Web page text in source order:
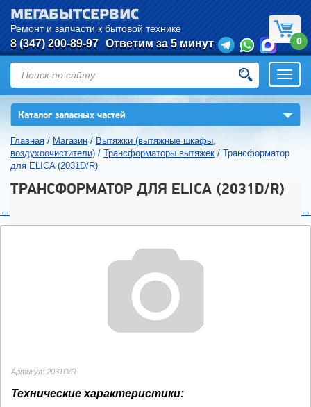
МЕГАБЫТСЕРВИС
Ремонт и запчасти к бытовой технике
8 (347) 200-89-97 Ответим за 5 минут 0
Каталог запасных частей ▼
Главная / Магазин / Вытяжки (вытяжные шкафы,
воздухоочистители) / Трансформаторы вытяжек / Трансформатор
для ELICA (2031D/R)
ТРАНСФОРМАТОР ДЛЯ ELICA (2031D/R)
← →
Артикул: 2031D/R
Технические характеристики: